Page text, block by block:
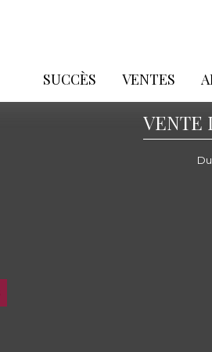
SUCCÈS VENTES
VENTE